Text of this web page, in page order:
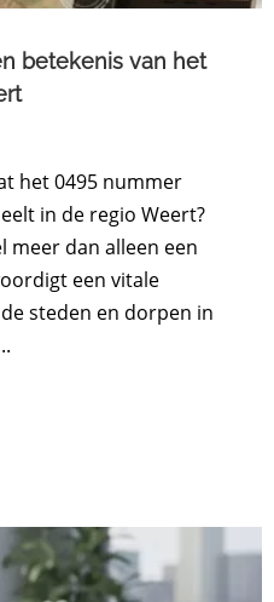
betekenis van het
het 0495 nummer
in de regio Weert?
meer dan alleen een
een vitale
steden en dorpen in